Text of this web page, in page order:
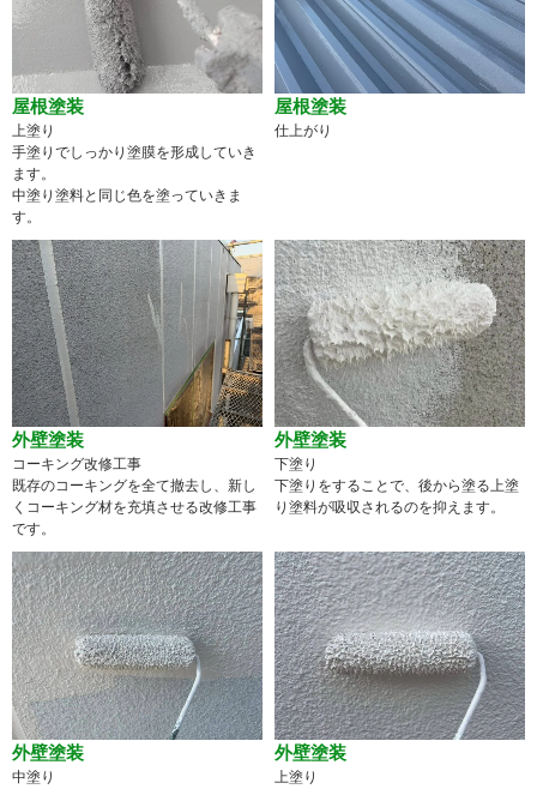
屋根塗装
上塗り
手塗りでしっかり塗膜を形成していき
ます。
中塗り塗料と同じ色を塗っていきま
す。
屋根塗装
仕上がり
外壁塗装
コーキング改修工事
既存のコーキングを全て撤去し、新し
くコーキング材を充填させる改修工事
です。
外壁塗装
下塗り
下塗りをすることで、後から塗る上塗
り塗料が吸収されるのを抑えます。
外壁塗装
中塗り
外壁塗装
上塗り